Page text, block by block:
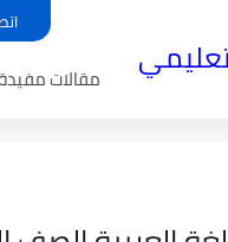
مقالات